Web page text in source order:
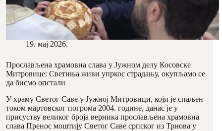
19. мај 2026.
Прослављена храмовна слава у Јужном делу Косовске
Митровице: Светиња живи упркос страдању, окупљамо се
да бисмо опстали
У храму Светог Саве у Јужној Митровици, који је спаљен
током мартовског погрома 2004. године, данас је у
присуству великог броја верника прослављена храмовна
слава Пренос моштију Светог Саве српског из Трнова у